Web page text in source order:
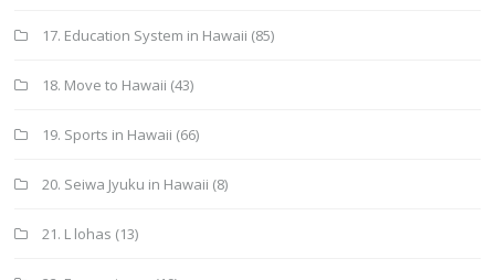
17. Education System in Hawaii (85)
18. Move to Hawaii (43)
19. Sports in Hawaii (66)
20. Seiwa Jyuku in Hawaii (8)
21. L lohas (13)